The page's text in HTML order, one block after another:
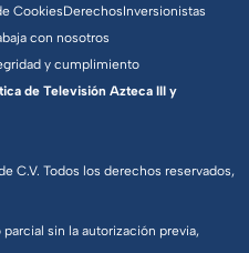
C.V. Todos los derechos reservados,
sin la autorización previa,
CookiesDerechosInversionistas
con nosotros
y cumplimiento
de Televisión Azteca III y